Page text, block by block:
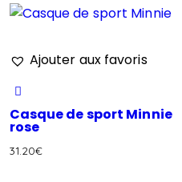
Ajouter aux favoris
Casque de sport Minnie
rose
31.20€